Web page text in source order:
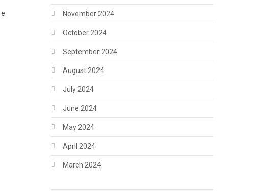
e
November 2024
October 2024
September 2024
August 2024
July 2024
June 2024
May 2024
April 2024
March 2024